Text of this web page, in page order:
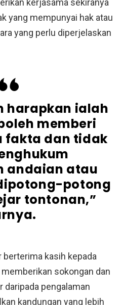
kerjasama sekiranya
yang mempunyai hak atau
yang perlu diperjelaskan
harapkan ialah
memberi
fakta dan tidak
andaian atau
potong
tontonan,”
berterima kasih kepada
sokongan dan
daripada pengalaman
kandungan yang lebih